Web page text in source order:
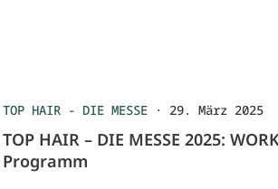
TOP HAIR - DIE MESSE· 29. März 2025
TOP HAIR – DIE MESSE 2025:
Programm